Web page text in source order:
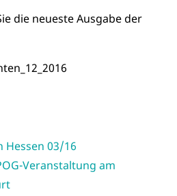
die neueste Ausgabe der
Hessen 03/16
Veranstaltung am